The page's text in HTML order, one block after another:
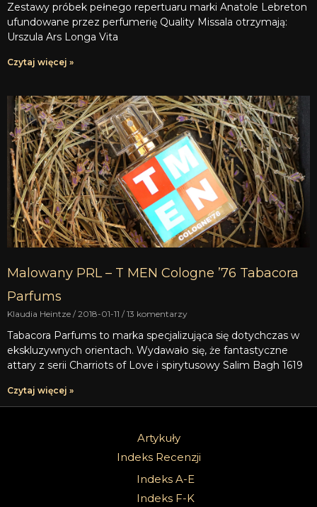
Zestawy próbek pełnego repertuaru marki Anatole Lebreton
ufundowane przez perfumerię Quality Missala otrzymają:
Urszula Ars Longa Vita
Czytaj więcej »
Malowany PRL – T MEN Cologne ’76 Tabacora
Parfums
Klaudia Heintze 2018-01-11 13 komentarzy
Tabacora Parfums to marka specjalizująca się dotychczas w
ekskluzywnych orientach. Wydawało się, że fantastyczne
attary z serii Charriots of Love i spirytusowy Salim Bagh 1619
Czytaj więcej »
Artykuły
Indeks Recenzji
Indeks A-E
Indeks F-K